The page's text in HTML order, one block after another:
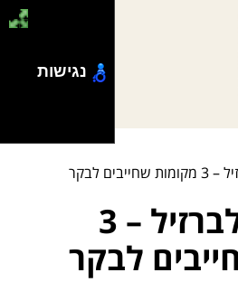
לבקר
טיול פרטי לברזיל – 3
לבקר
נגישות